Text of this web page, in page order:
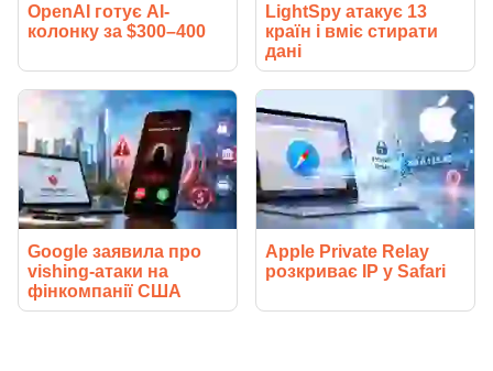
OpenAI готує AI-
колонку за $300–400
LightSpy атакує 13
країн і вміє стирати
дані
Google заявила про
vishing-атаки на
фінкомпанії США
Apple Private Relay
розкриває IP у Safari